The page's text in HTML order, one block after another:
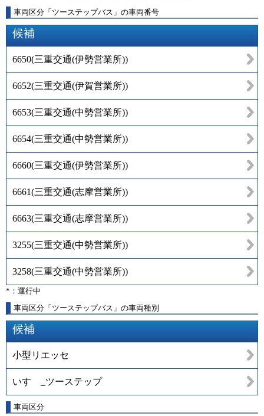
車両区分 「 ツーステップバス 」 の車両番号
候補
6650(三重交通(伊勢営業所))
6652(三重交通(伊賀営業所))
6653(三重交通(中勢営業所))
6654(三重交通(中勢営業所))
6660(三重交通(伊勢営業所))
6661(三重交通(志摩営業所))
6663(三重交通(志摩営業所))
3255(三重交通(中勢営業所))
3258(三重交通(中勢営業所))
*：運行中
車両区分「ツーステップバス」の車両種別
候補
小型リエッセ
いすゞ_ツーステップ
車両区分